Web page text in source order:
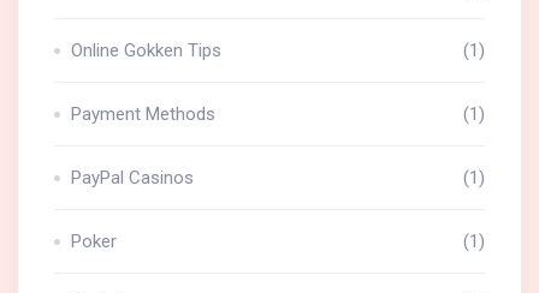
Online Gokken Tips (1)
Payment Methods (1)
PayPal Casinos (1)
Poker (1)